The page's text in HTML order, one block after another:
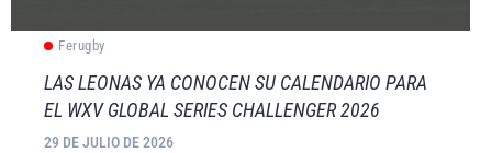
Ferugby
LAS LEONAS YA CONOCEN SU CALENDARIO PARA
EL WXV GLOBAL SERIES CHALLENGER 2026
29 DE JULIO DE 2026